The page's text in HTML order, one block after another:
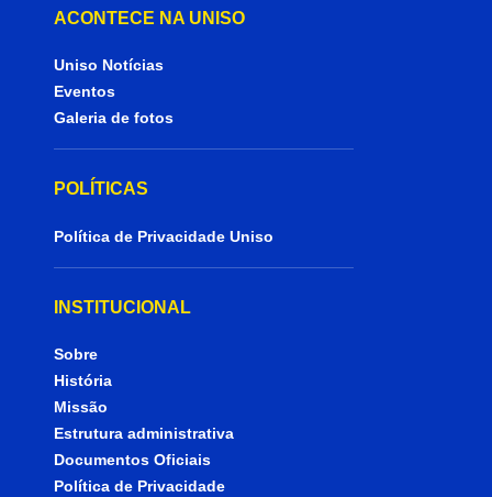
ACONTECE NA UNISO
Uniso Notícias
Eventos
Galeria de fotos
POLÍTICAS
Política de Privacidade Uniso
INSTITUCIONAL
Sobre
História
Missão
Estrutura administrativa
Documentos Oficiais
Política de Privacidade